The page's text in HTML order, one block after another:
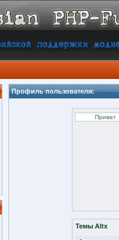
Профиль пользователя:
Темы Altx